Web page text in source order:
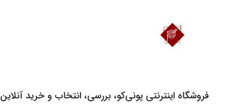
فروشگاه اینترنتی پونی‌کو، بررسی، انتخاب و خرید آنلاین